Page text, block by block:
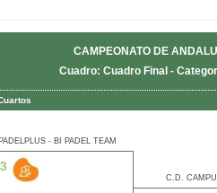
CAMPEONATO DE
Cuadro: Cuadro Final -
- BI PADEL TEAM
C.D.